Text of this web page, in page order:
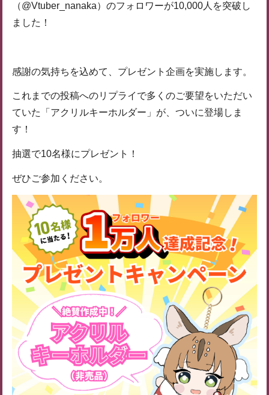
（@Vtuber_nanaka）のフォロワーが10,000人を突破し
ました！
感謝の気持ちを込めて、プレゼント企画を実施します。
これまでの投稿へのリプライで多くのご要望をいただい
ていた「アクリルキーホルダー」が、ついに登場しま
す！
抽選で10名様にプレゼント！
ぜひご参加ください。